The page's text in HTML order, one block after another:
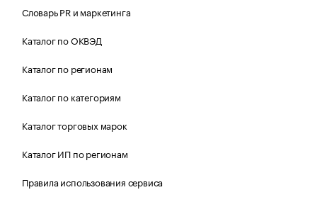
Словарь PR и маркетинга
Каталог по ОКВЭД
Каталог по регионам
Каталог по категориям
Каталог торговых марок
Каталог ИП по регионам
Правила использования сервиса